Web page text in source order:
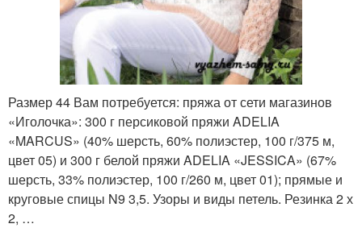
Размер 44 Вам потребуется: пряжа от сети магазинов
«Иголочка»: 300 г персиковой пряжи ADELIA
«MARCUS» (40% шерсть, 60% полиэстер, 100 г/375 м,
цвет 05) и 300 г белой пряжи ADELIA «JESSICA» (67%
шерсть, 33% полиэстер, 100 г/260 м, цвет 01); прямые и
круговые спицы N9 3,5. Узоры и виды петель. Резинка 2 х
2, …